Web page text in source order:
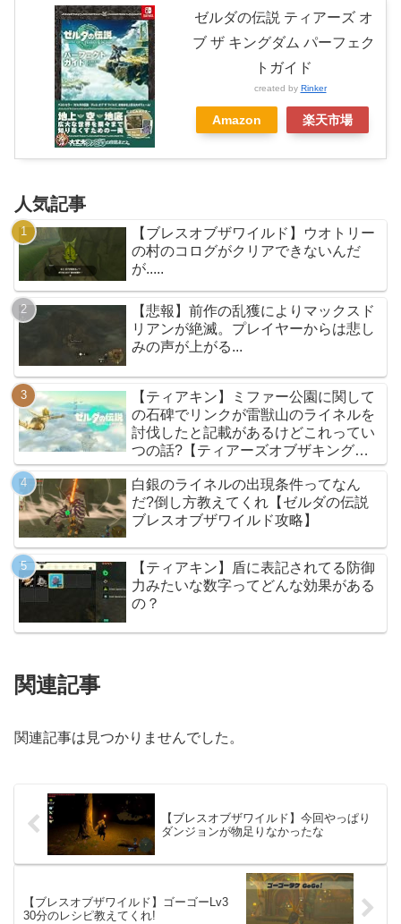
ゼルダの伝説 ティアーズ オ
ブ ザ キングダム パーフェク
トガイド
created by Rinker
Amazon 楽天市場
人気記事
【ブレスオブザワイルド】ウオトリー
の村のコログがクリアできないんだ
が.....
【悲報】前作の乱獲によりマックスド
リアンが絶滅。プレイヤーからは悲し
みの声が上がる...
【ティアキン】ミファー公園に関して
の石碑でリンクが雷獣山のライネルを
討伐したと記載があるけどこれってい
つの話?【ティアーズオブザキングダ
ム】
白銀のライネルの出現条件ってなん
だ?倒し方教えてくれ【ゼルダの伝説
ブレスオブザワイルド攻略】
【ティアキン】盾に表記されてる防御
力みたいな数字ってどんな効果がある
の？
関連記事
関連記事は見つかりませんでした。
【ブレスオブザワイルド】今回やっぱり
ダンジョンが物足りなかったな
【ブレスオブザワイルド】ゴーゴーLv3
30分のレシピ教えてくれ!